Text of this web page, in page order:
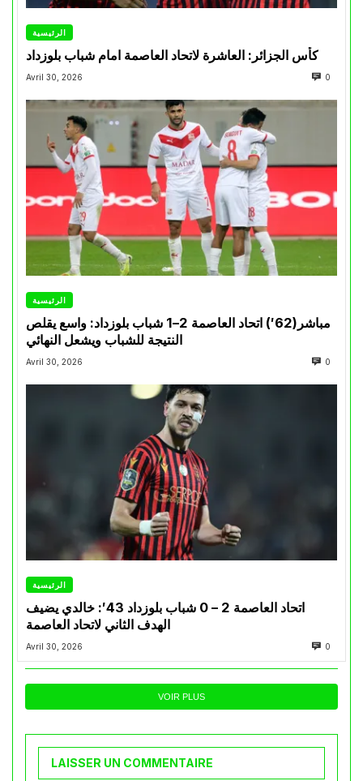
الرئيسية
كأس الجزائر: العاشرة لاتحاد العاصمة امام شباب بلوزداد
Avril 30, 2026 0
الرئيسية
مباشر(62′) اتحاد العاصمة 2–1 شباب بلوزداد: واسع يقلص
النتيجة للشباب ويشعل النهائي
Avril 30, 2026 0
الرئيسية
اتحاد العاصمة 2 – 0 شباب بلوزداد 43′: خالدي يضيف
الهدف الثاني لاتحاد العاصمة
Avril 30, 2026 0
VOIR PLUS
LAISSER UN COMMENTAIRE